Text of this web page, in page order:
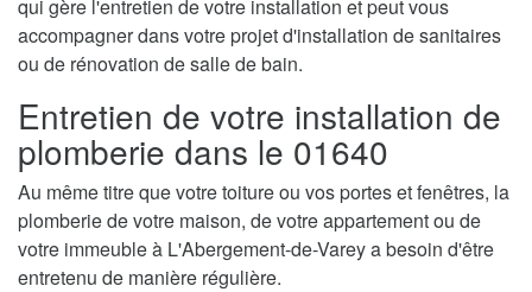
qui gère l'entretien de votre installation et peut vous
accompagner dans votre projet d'installation de sanitaires
ou de rénovation de salle de bain.
Entretien de votre installation de
plomberie dans le 01640
Au même titre que votre toiture ou vos portes et fenêtres, la
plomberie de votre maison, de votre appartement ou de
votre immeuble à L'Abergement-de-Varey a besoin d'être
entretenu de manière régulière.